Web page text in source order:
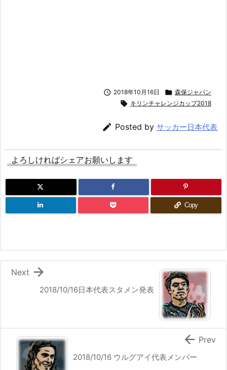
 2018年10月16日  森保ジャパン
 キリンチャレンジカップ2018
 Posted by サッカー日本代表
よろしければシェアお願いします
Copy
2018/10/16日本代表スタメン発表

Next
2018/10/16 ウルグアイ代表メンバー
 Prev